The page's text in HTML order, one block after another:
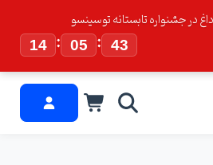
در جشنواره تابستانه توسینسو
14 : 05 : 42